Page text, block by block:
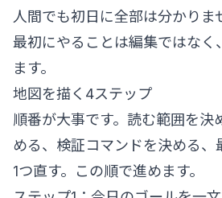
人間でも初日に全部は分かりま
最初にやることは編集ではなく、
ます。
地図を描く4ステップ
順番が大事です。読む範囲を決
める、検証コマンドを決める、
1つ直す。この順で進めます。